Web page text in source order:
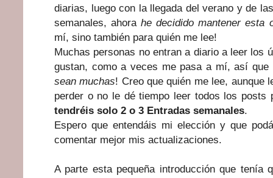
diarias, luego con la llegada del verano y de
semanales, ahora he decidido mantener esta
mí, sino también para quién me lee!
Muchas personas no entran a diario a leer los
gustan, como a veces me pasa a mí, así
sean muchas! Creo que quién me lee, aunque
perder o no le dé tiempo leer todos los posts
tendréis solo 2 o 3 Entradas semanales.
Espero que entendáis mi elección y que
comentar mejor mis actualizaciones.
A parte esta pequeña introducción que tenía